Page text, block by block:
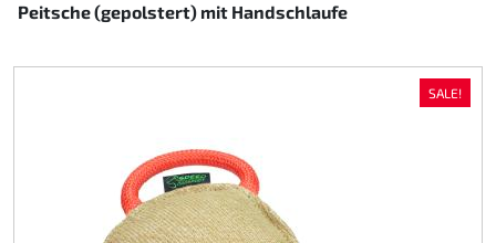
Peitsche (gepolstert) mit Handschlaufe
SALE!